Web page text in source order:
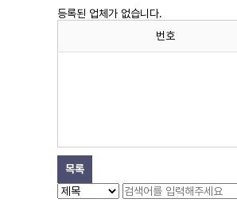
등록된 업체가 없습니다.
번호
목록